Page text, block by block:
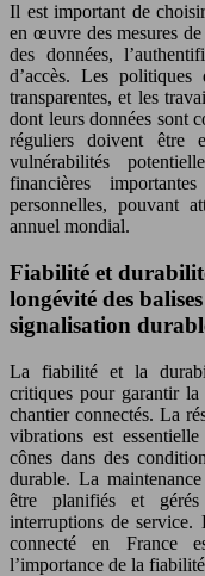
Il est important de
en œuvre des mesures
des données,
d’accès. Les
transparentes, et les
dont leurs données sont
réguliers doivent être
vulnérabilités
financières
personnelles, pouvant
annuel mondial.
Fiabilité et
longévité des
signalisation
La fiabilité et la
critiques pour garantir
chantier connectés. La
vibrations est
cônes dans des
durable. La
être planifiés et
interruptions de service.
connecté en France
l’importance de la